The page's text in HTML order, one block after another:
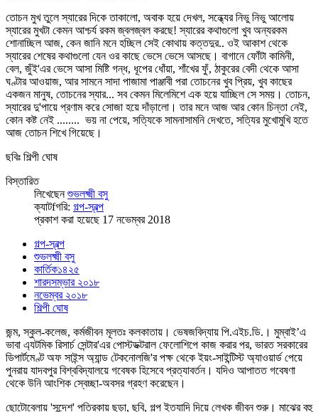
তোচন মুখ তুলে স্যারের দিকে তাকালো, অবাক হয়ে দেখল, সন্ধ্যের নিভু নিভু আলোয়
স্যারের মুখটা কেমন আশ্চর্য রকম জ্বলজ্বল করছে! স্যারের কথাগুলো খুব অন্যরকম
শোনাচ্ছিল আজ, কেন জানি মনে হচ্ছিল সেই কোথায় কত্তদুর.. ওই আকাশ থেকে
স্যারের শেষের কথাগুলো যেন ওর কাছে ভেসে ভেসে আসছে। বাগানে ফোঁটা কামিনী,
বেল, জুঁই'এর ভেসে আসা মিষ্টি গন্ধ, ধূপের ধোঁয়া, শাঁখের ফুঁ, ঠাকুরের বেদী থেকে আসা
ঘণ্টার আওয়াজ, আর সামনে সাদা পাজামা পাঞ্জাবী পরা তোচনের খুব প্রিয়, খুব কাছের
একজন মানুষ, তোচনের স্যার... সব কেমন মিলেমিশে এক হয়ে যাচ্ছিল সে সময়। তোচন,
স্যারের দু'পায়ে প্রণাম করে সোজা হয়ে দাঁড়ালো। তার মনে আজ আর কোন চিন্তা নেই,
কোন কষ্ট নেই ........ ভয় না পেয়ে, সত্যিকে সামনাসামনি দেখতে, সত্যির মুখোমুখি হতে
আজ তোচন শিখে গিয়েছে।
ছবিঃ শিল্পী ঘোষ
বিস্তারিত
লিখেছেনশুভলক্ষ্মী বসু
ক্যাটfগরি: গল্প-স্বল্প
প্রকাশ করা হয়েছে 17 নভেম্বর 2018
গল্প-স্বল্প
শুভলক্ষ্মী বসু
কার্তিক১৪২৫
শারদসম্ভার ২০১৮
নভেম্বর ২০১৮
শিল্পী ঘোষ
জন্ম, স্কুল-কলেজ, কর্মজীবন মূলতঃ কলকাতায়। ভেষজবিদ্যায় পি.এইচ.ডি.। মুম্বাই’এ
ভাবা এ্যটমিক রিসার্চ সেন্টার'এর পোস্টডক্টরাল ফেলোশিপে কাজ করার পর, ভারত সরকারের
ডিপার্টমেণ্ট অফ সাইন্স অ্যান্ড টেকনোলজি'র পক্ষ থেকে ইয়ং-সাইন্টিস্ট অ্যাওয়ার্ড পেয়ে
পুনরায় যাদবপুর বিশ্ববিদ্যালয়ে গবেষক হিসেবে প্রত্যাবর্তন। যদিও আপাতত গবেষণা
থেকে উনি আংশিক স্বেচ্ছা-অবসর গ্রহণ করেছেন।
ছোটোবেলায় 'সন্দেশ' পত্রিকায় ছড়া, ছবি, গল্প ইত্যাদি দিয়ে লেখক জীবন শুরু। মাঝের বহু